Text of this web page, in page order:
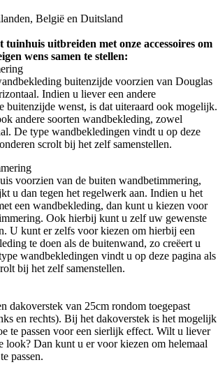
België en Duitsland
uitbreiden met onze accessoires om
wens samen te stellen:
buitenzijde voorzien van Douglas
Indien u liever een andere
buitenzijde wenst, is dat uiteraard ook mogelijk.
andere soorten wandbekleding, zowel
De type wandbekledingen vindt u op deze
scrolt bij het zelf samenstellen.
voorzien van de buiten wandbetimmering,
u dan tegen het regelwerk aan. Indien u het
een wandbekleding, dan kunt u kiezen voor
Ook hierbij kunt u zelf uw gewenste
U kunt er zelfs voor kiezen om hierbij een
te doen als de buitenwand, zo creëert u
wandbekledingen vindt u op deze pagina als
bij het zelf samenstellen.
dakoverstek van 25cm rondom toegepast
en rechts). Bij het dakoverstek is het mogelijk
te passen voor een sierlijk effect. Wilt u liever
look? Dan kunt u er voor kiezen om helemaal
passen.